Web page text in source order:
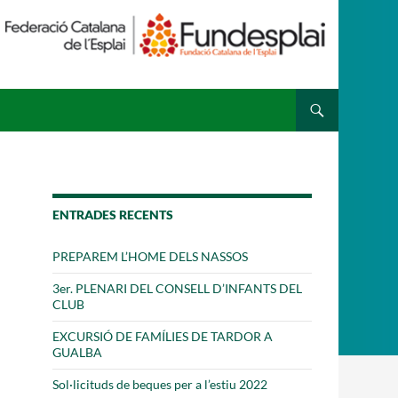
ENTRADES RECENTS
PREPAREM L’HOME DELS NASSOS
3er. PLENARI DEL CONSELL D’INFANTS DEL
CLUB
EXCURSIÓ DE FAMÍLIES DE TARDOR A
GUALBA
Sol·licituds de beques per a l’estiu 2022
SUPORT TERCER SECTOR
Fes voluntariat